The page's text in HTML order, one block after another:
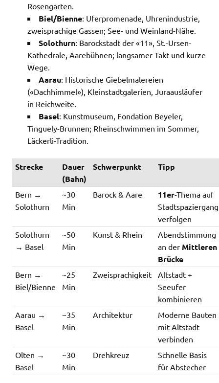
Rosengarten.
Biel/Bienne: Uferpromenade, Uhrenindustrie,
zweisprachige Gassen; See- und Weinland-Nähe.
Solothurn: Barockstadt der «11», St.-Ursen-
Kathedrale, Aarebühnen; langsamer Takt und kurze
Wege.
Aarau: Historische Giebelmalereien
(«Dachhimmel»), Kleinstadtgalerien, Juraausläufer
in Reichweite.
Basel: Kunstmuseum, Fondation Beyeler,
Tinguely-Brunnen; Rheinschwimmen im Sommer,
Läckerli-Tradition.
Strecke
Dauer
(Bahn)
Schwerpunkt Tipp
Bern →
Solothurn
~30
Min
Barock & Aare 11er-Thema auf
Stadtspaziergang
verfolgen
Solothurn
→ Basel
~50
Min
Kunst & Rhein
Abendstimmung
an der Mittleren
Brücke
Bern →
Biel/Bienne
~25
Min
Zweisprachigkeit
Altstadt +
Seeufer
kombinieren
Aarau →
Basel
~35
Min
Architektur
Moderne Bauten
mit Altstadt
verbinden
Olten →
Basel
~30
Min
Drehkreuz
Schnelle Basis
für Abstecher